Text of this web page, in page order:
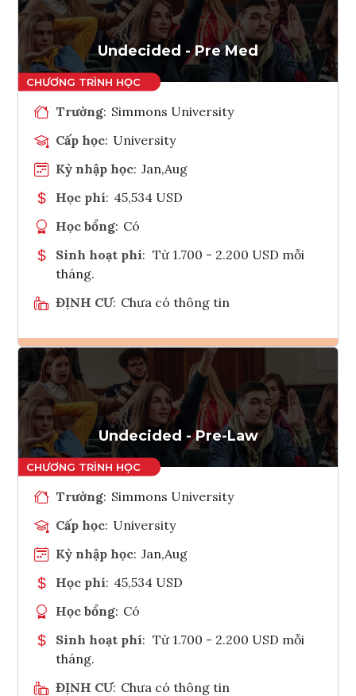
Tham vấn Interlink
Undecided - Pre Med
Trường: Simmons University
Cấp học: University
Kỳ nhập học: Jan,Aug
Học phí: 45,534 USD
Học bổng: Có
Sinh hoạt phí: Từ 1.700 - 2.200 USD mỗi
tháng.
ĐỊNH CƯ: Chưa có thông tin
Ghi danh
Tham vấn Interlink
Undecided - Pre-Law
Trường: Simmons University
Cấp học: University
Kỳ nhập học: Jan,Aug
Học phí: 45,534 USD
Học bổng: Có
Sinh hoạt phí: Từ 1.700 - 2.200 USD mỗi
tháng.
ĐỊNH CƯ: Chưa có thông tin